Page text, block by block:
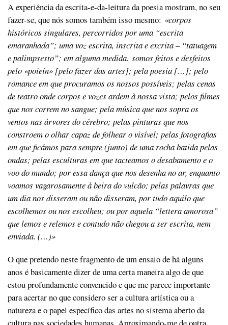
A experiência da escrita-e-da-leitura da poesia mostram, no seu
fazer-se, que nós somos também isso mesmo: «corpos
históricos singulares, percorridos por uma “escrita
emaranhada”; uma voz escrita, inscrita e excrita – “tatuagem
e palimpsesto”; em alguma medida, somos feitos e desfeitos
pelo «poieín» [pelo fazer das artes]; pela poesia […]; pelo
romance em que procuramos os nossos possíveis; pelas cenas
de teatro onde corpos e vozes ardem à nossa vista; pelos filmes
que nos correm no sangue; pela música que nos sopra os
ventos nas árvores do cérebro; pelas pinturas que nos
constroem o olhar capaz de folhear o visível; pelas fotografias
em que ficámos para sempre (junto) de uma rocha batida pelas
ondas; pelas esculturas em que tacteamos o desabamento e o
voo do mundo; por essa dança que nos desenha no ar, enquanto
voamos vagarosamente à beira do vulcão; pelas palavras que
um dia nos disseram ou não disseram, por tudo aquilo que
escolhemos ou nos escolheu; ou por aquela “lettera amorosa”
que lemos e relemos e contudo não chegou a ser escrita, nem
enviada. (…)»
O que pretendo neste fragmento de um ensaio de há alguns
anos é basicamente dizer de uma certa maneira algo de que
estou profundamente convencido e que me parece importante
para acertar no que considero ser a cultura artística ou a
natureza e o papel específico das artes no sistema aberto da
cultura nas sociedades humanas. Aproximando-me de outra